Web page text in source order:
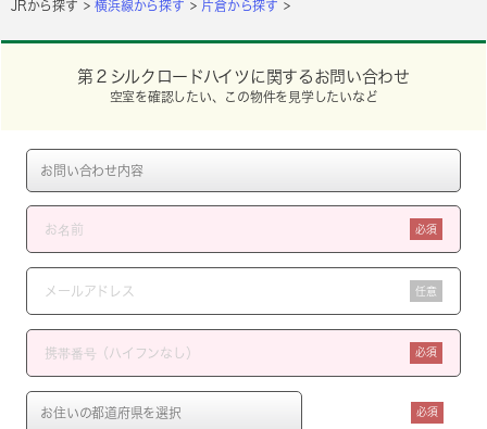
JRから探す 横浜線から探す 片倉から探す
第２シルクロードハイツに関するお問い合わせ
空室を確認したい、この物件を見学したいなど
必須
任意
必須
必須